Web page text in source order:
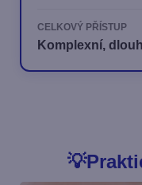
CELKOVÝ PŘÍSTUP
Komplexní,